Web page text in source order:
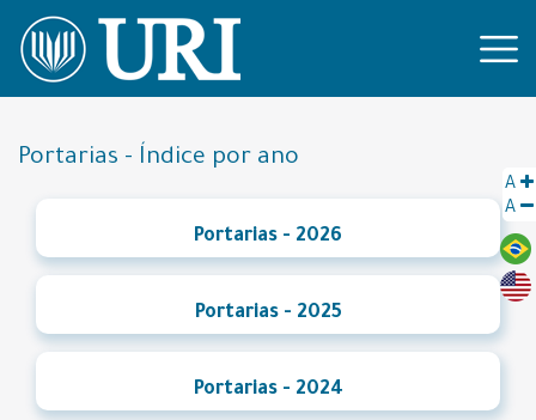
A
A
Portarias - Índice por ano
Portarias - 2026
Portarias - 2025
Portarias - 2024